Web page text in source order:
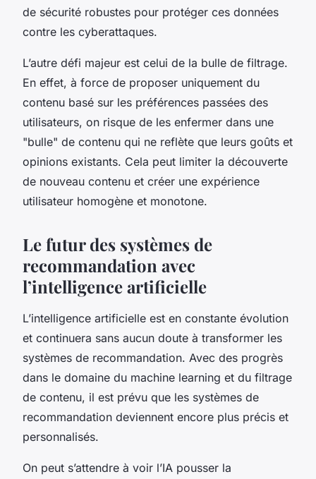
de sécurité robustes pour protéger ces données
contre les cyberattaques.
L’autre défi majeur est celui de la bulle de filtrage.
En effet, à force de proposer uniquement du
contenu basé sur les préférences passées des
utilisateurs, on risque de les enfermer dans une
"bulle" de contenu qui ne reflète que leurs goûts et
opinions existants. Cela peut limiter la découverte
de nouveau contenu et créer une expérience
utilisateur homogène et monotone.
Le futur des systèmes de
recommandation avec
l’intelligence artificielle
L’intelligence artificielle est en constante évolution
et continuera sans aucun doute à transformer les
systèmes de recommandation. Avec des progrès
dans le domaine du machine learning et du filtrage
de contenu, il est prévu que les systèmes de
recommandation deviennent encore plus précis et
personnalisés.
On peut s’attendre à voir l’IA pousser la